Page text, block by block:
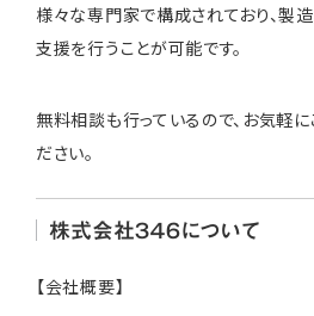
様々な専門家で構成されており、製
支援を行うことが可能です。
無料相談も行っているので、お気軽
ださい。
株式会社３４６について
【会社概要】